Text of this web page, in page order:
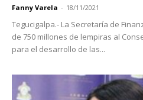
Fanny Varela - 18/11/2021
Tegucigalpa.- La Secretaría de
de 750 millones de lempiras al
para el desarrollo de las...